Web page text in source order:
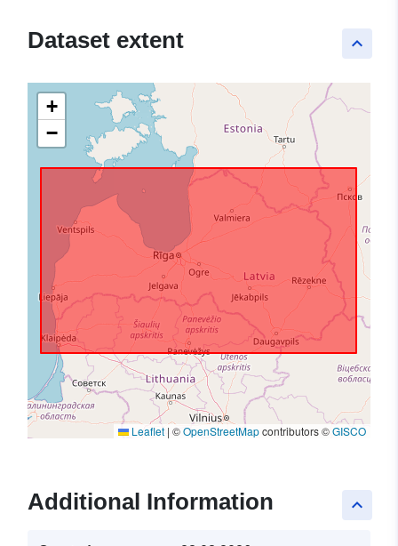
keyboard_arrow_up
Dataset extent
+
−
Leaflet | ©OpenStreetMapcontributors ©GISCO
keyboard_arrow_up
Additional Information